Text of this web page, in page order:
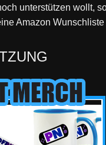
unterstützen wollt,
Amazon Wunschliste